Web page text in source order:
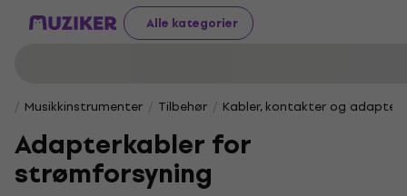
Alle kategorier
Musikkinstrumenter Tilbehør Kabler, kontakter og adaptere
Adapterkabler for
strømforsyning